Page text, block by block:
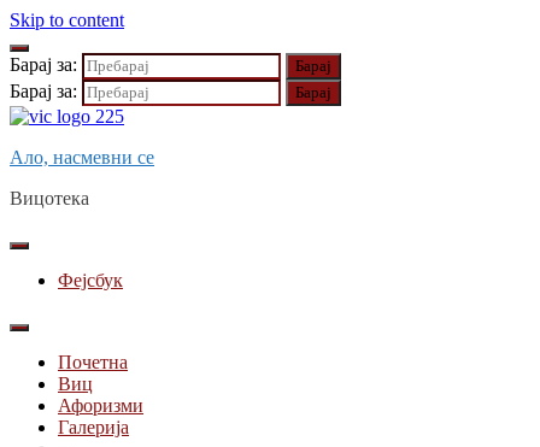
Skip to content
Барај за:
Барај за:
Ало, насмевни се
Вицотека
Фејсбук
Почетна
Виц
Афоризми
Галерија